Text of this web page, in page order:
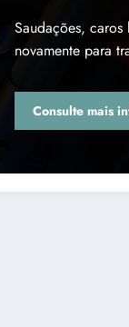
Saudações,
novamente para
Consulte mais